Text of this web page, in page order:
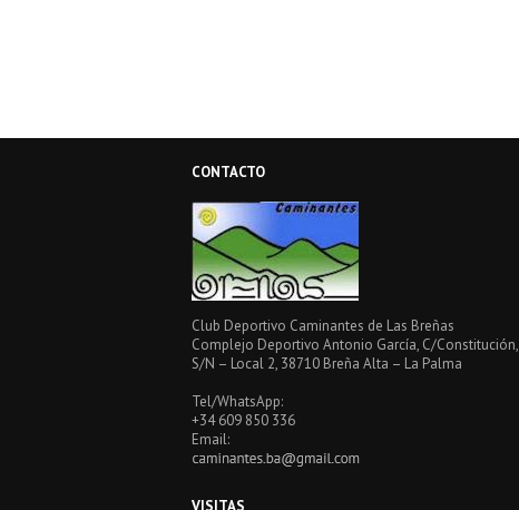
CONTACTO
Club Deportivo Caminantes de Las Breñas
Complejo Deportivo Antonio García, C/Constitución,
S/N – Local 2, 38710 Breña Alta – La Palma
Tel/WhatsApp:
+34 609 850 336
Email:
VISITAS